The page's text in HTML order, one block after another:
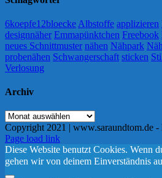
6koepfe12bloecke Albstoffe applizieren
designnäher Emmapünktchen Freebook
neues Schnittmuster nähen Nähpark
probenähen Schwangerschaft sticken
Verlosung
Archiv
Archiv
Copyright 2021 | www.saraundtom.de
Instagram
Page load link
Diese Website benutzt Cookies. Wenn
gehen wir von deinem Einverständnis